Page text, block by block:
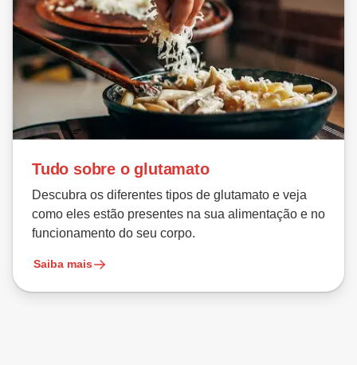
Tudo sobre o glutamato
Descubra os diferentes tipos de glutamato e veja
como eles estão presentes na sua alimentação e no
funcionamento do seu corpo.
Saiba mais